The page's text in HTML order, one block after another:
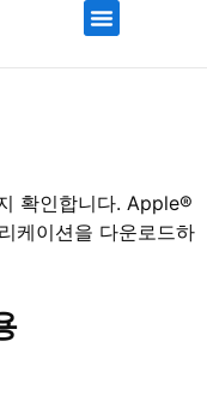
확인합니다. Apple®
케이션을 다운로드하